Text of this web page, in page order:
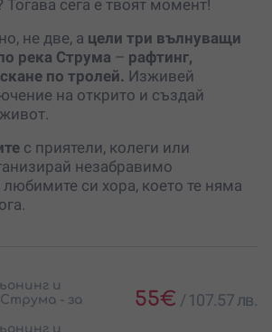
Тогава сега е твоят момент!
не две, а цели три вълнуващи
река Струма – рафтинг,
по тролей. Изживей
на открито и създай
с приятели, колеги или
незабравимо
си хора, което те няма
и
- за
55€ /107.57 лв.
и